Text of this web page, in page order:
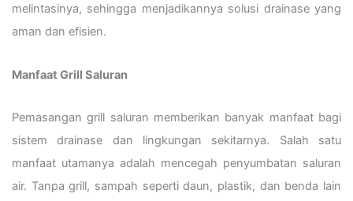
melintasinya, sehingga menjadikannya solusi drainase yang
aman dan efisien.
Manfaat Grill Saluran
Pemasangan grill saluran memberikan banyak manfaat bagi
sistem drainase dan lingkungan sekitarnya. Salah satu
manfaat utamanya adalah mencegah penyumbatan saluran
air. Tanpa grill, sampah seperti daun, plastik, dan benda lain